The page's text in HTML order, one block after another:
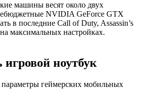
машины весят около двух
NVIDIA GeForce GTX
в последние Call of Duty, Assassin’s
максимальных настройках.
игровой ноутбук
геймерских мобильных